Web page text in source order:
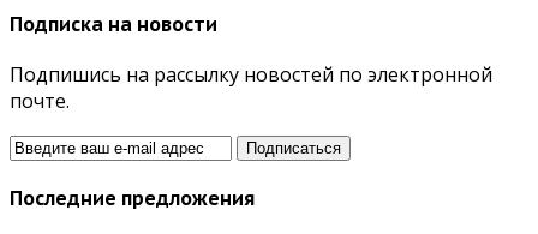
Подписка на новости
Подпишись на рассылку новостей по электронной
почте.
Последние предложения